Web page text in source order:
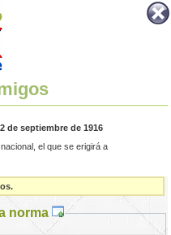
de septiembre de 1916
el que se erigirá a
norma